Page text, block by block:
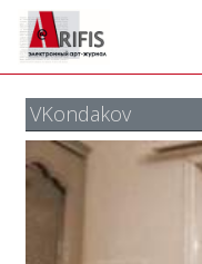
VKondakov